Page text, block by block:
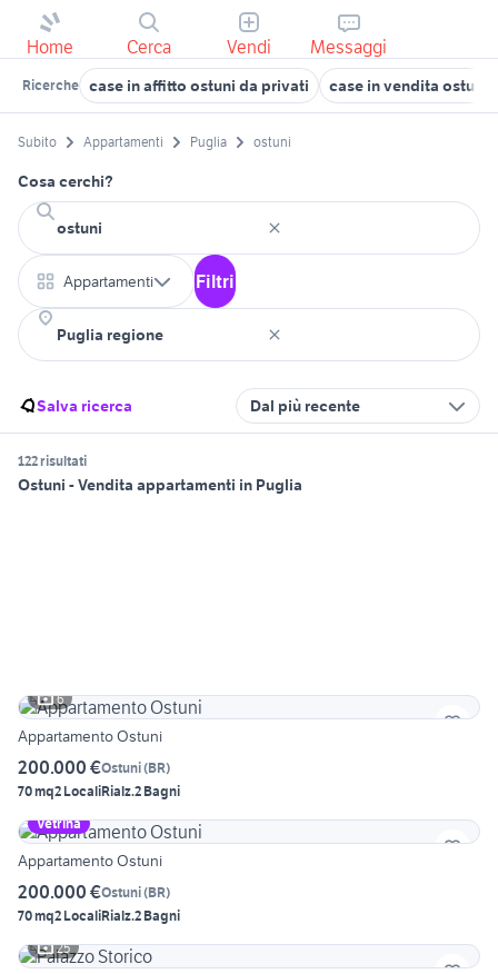
Home Cerca Vendi Messaggi
Ricerche case in affitto ostuni da privati case in vendita ostuni
Subito Appartamenti Puglia ostuni
Cosa cerchi?
Appartamenti Filtri
Salva ricerca Dal più recente
122 risultati
Ostuni - Vendita appartamenti in Puglia
6
Appartamento Ostuni
200.000 €Ostuni(BR)
70 mq2 LocaliRialz.2 Bagni
Vetrina
Appartamento Ostuni
200.000 €Ostuni(BR)
70 mq2 LocaliRialz.2 Bagni
25